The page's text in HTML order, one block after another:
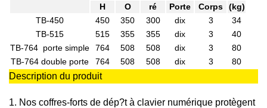
H
O ré Porte Corps
(kg)
TB-450
450 350 300 dix 3
34
TB-515
515 355 355 dix 3
40
TB-764 porte simple
764 508 508 dix 3
80
TB-764 double porte
764 508 508 dix 3 80
Description du produit
1. Nos coffres-forts de dép?t à clavier numérique protègent